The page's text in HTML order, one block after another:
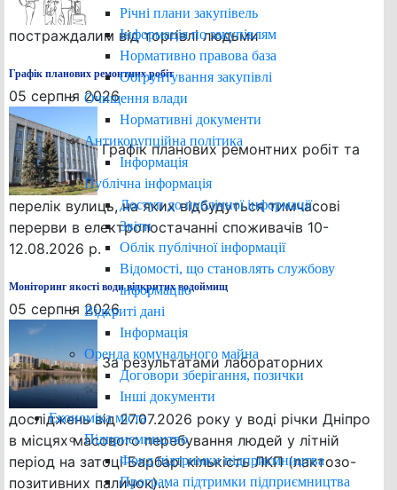
Річні плани закупівель
Інформація по закупівлям
Нормативно правова база
Обґрунтування закупівлі
Очищення влади
Нормативні документи
Антикорупційна політика
Інформація
Публічна інформація
Доступ до публічної інформації
Звіти
Облік публічної інформації
Відомості, що становлять службову
інформацію
Відкриті дані
Інформація
Оренда комунального майна
Договори зберігання, позички
Інші документи
Економіка міста
Підприємництво
Фонд підтримки підприємництва
Програма підтримки підприємництва
постраждалим від торгівлі людьми
Графік планових ремонтних робіт
05 серпня 2026
Графік планових ремонтних робіт та
перелік вулиць, на яких відбудуться тимчасові
перерви в електропостачанні споживачів 10-
12.08.2026 р.
Моніторинг якості води відкритих водоймищ
05 серпня 2026
За результатами лабораторних
досліджень від 27.07.2026 року у воді річки Дніпро
в місцях масового перебування людей у літній
період на затоці Барбарі кількість ЛКП (лактозо-
позитивних паличок)...